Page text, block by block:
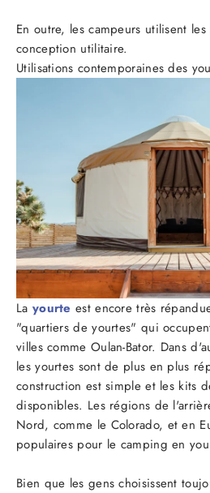
En outre, les campeurs utilisent
conception utilitaire.
Utilisations contemporaines des
La yourte est encore très
"quartiers de yourtes" qui
villes comme Oulan-Bator. Dans
les yourtes sont de plus en plus
construction est simple et les kits
disponibles. Les régions de
Nord, comme le Colorado, et en
populaires pour le camping en
Bien que les gens choisissent